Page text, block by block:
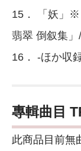
15． 「妖」※
翡翠 倒叙集
16． -ほか収
專輯曲目
此商品目前無